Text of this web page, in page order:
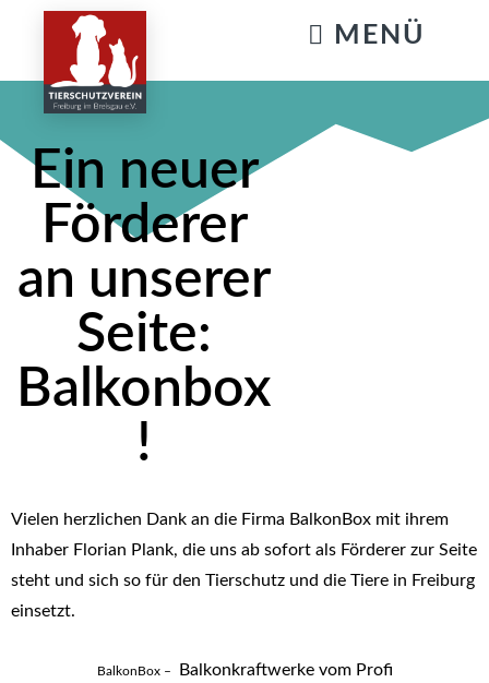
Ein neuer
Förderer
an unserer
Seite:
Balkonbox
!
Vielen herzlichen Dank an die Firma BalkonBox mit ihrem
Inhaber Florian Plank, die uns ab sofort als Förderer zur Seite
steht und sich so für den Tierschutz und die Tiere in Freiburg
einsetzt.
BalkonBox – Balkonkraftwerke vom Profi